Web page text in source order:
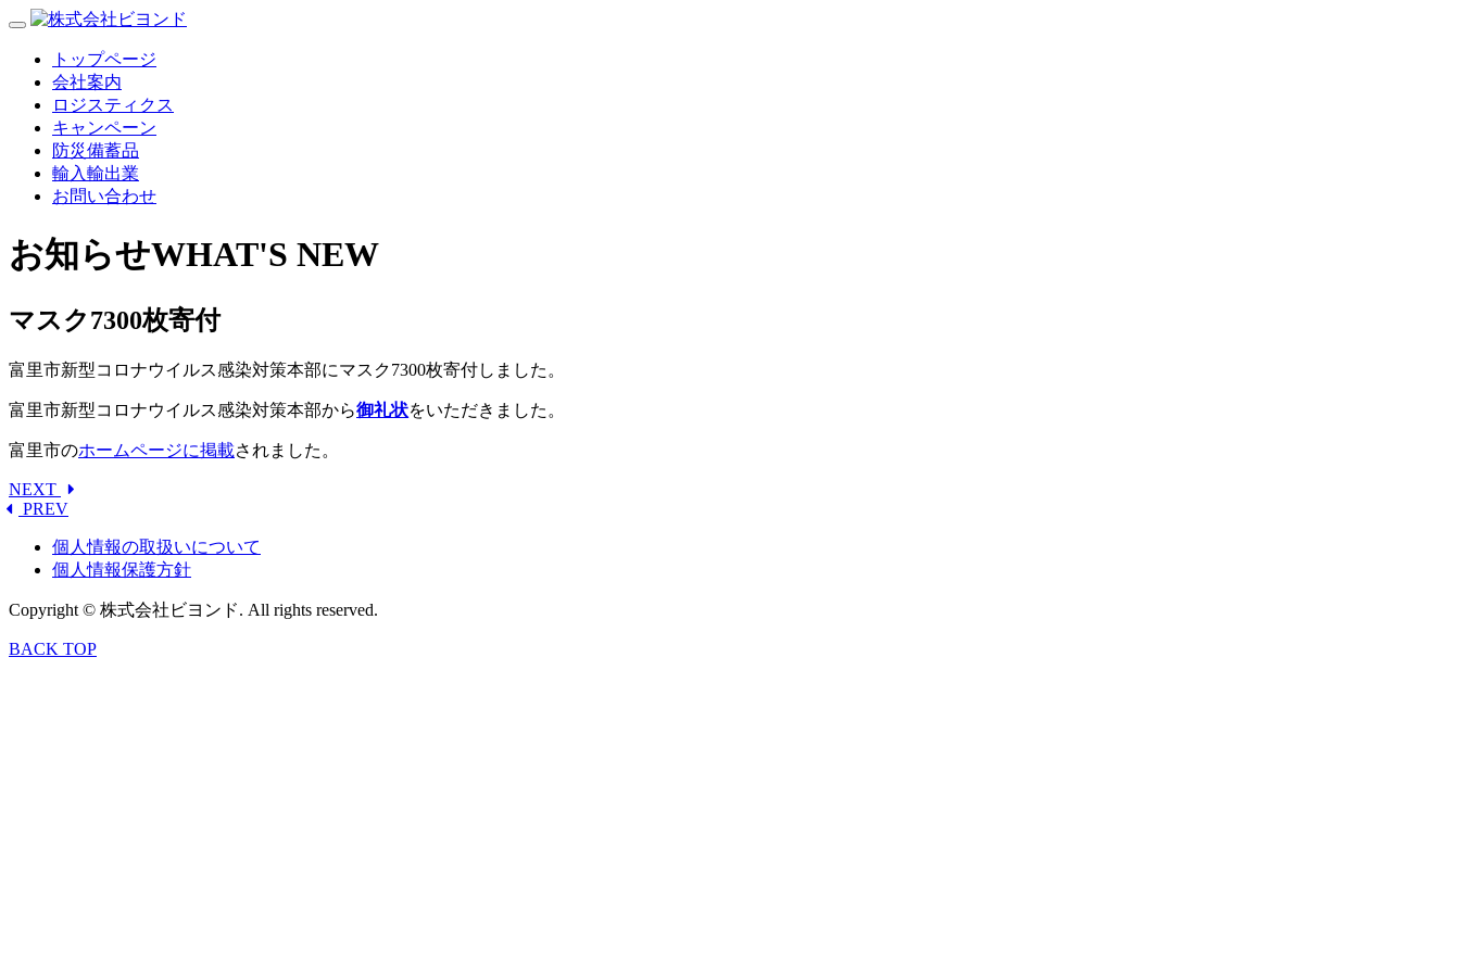
トップページ
会社案内
ロジスティクス
キャンペーン
防災備蓄品
輸入輸出業
お問い合わせ
お知らせWHAT'S NEW
マスク7300枚寄付
富里市新型コロナウイルス感染対策本部にマスク7300枚寄付しました。
富里市新型コロナウイルス感染対策本部から御礼状をいただきました。
富里市のホームページに掲載されました。
NEXT
PREV
個人情報の取扱いについて
個人情報保護方針
Copyright © 株式会社ビヨンド. All rights reserved.
BACK TOP